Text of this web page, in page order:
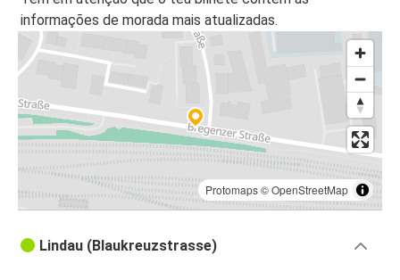
informações de morada mais atualizadas.
Protomaps©OpenStreetMap
Lindau (Blaukreuzstrasse)